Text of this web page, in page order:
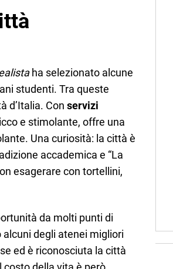
ha selezionato alcune
studenti. Tra queste
d’Italia. Con servizi
e stimolante, offre una
Una curiosità: la città è
accademica e “La
esagerare con tortellini,
da molti punti di
degli atenei migliori
ed è riconosciuta la città